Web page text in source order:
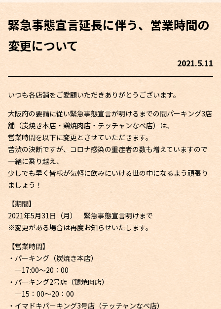
緊急事態宣言延長に伴う、営業時間の
変更について
2021.5.11
いつも各店舗をご愛顧いただきありがとうございます。
大阪府の要請に従い緊急事態宣言が明けるまでの間パーキング3店
舗（炭焼き本店・鶏焼肉店・テッチャンなべ店）は、
営業時間を以下に変更とさせていただきます。
苦渋の決断ですが、コロナ感染の重症者の数も増えていますので
一緒に乗り越え、
少しでも早く皆様が気軽に飲みにいける世の中になるよう頑張り
ましょう！
【期間】
2021年5月31日（月） 緊急事態宣言明けまで
※変更がある場合は再度お知らせいたします。
【営業時間】
・パーキング（炭焼き本店）
—17:00～20：00
・パーキング2号店（鶏焼肉店）
—15：00～20：00
・イマドキパーキング3号店（テッチャンなべ店）